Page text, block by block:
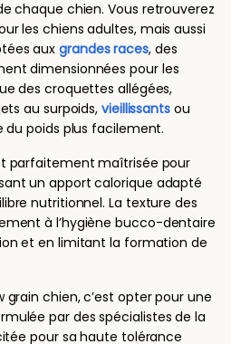
chaque chien. Vous retrouverez
les chiens adultes, mais aussi
auxgrandes races, des
dimensionnées pour les
des croquettes allégées,
au surpoids,vieillissantsou
du poids plus facilement.
parfaitement maîtrisée pour
un apport calorique adapté
nutritionnel. La texture des
à l’hygiène bucco-dentaire
et en limitant la formation de
chien, c’est opter pour une
par des spécialistes de la
pour sa haute tolérance